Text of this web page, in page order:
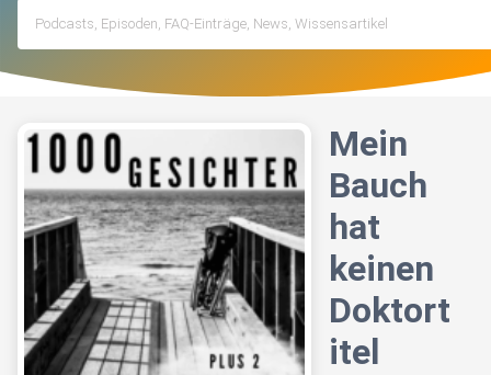
Mein
Bauch
hat
keinen
Doktort
itel